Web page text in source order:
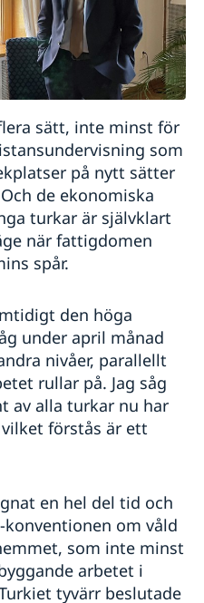
sätt, inte minst för
som
på nytt sätter
de ekonomiska
turkar är självklart
när fattigdomen
spår.
den höga
under april månad
nivåer, parallellt
rullar på. Jag såg
av alla turkar nu har
förstås är ett
en hel del tid och
om våld
som inte minst
arbetet i
tyvärr beslutade